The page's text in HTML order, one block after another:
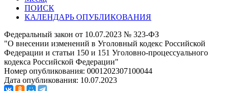
ПОИСК
КАЛЕНДАРЬ ОПУБЛИКОВАНИЯ
Федеральный закон от 10.07.2023 № 323-ФЗ
"О внесении изменений в Уголовный кодекс Российской
Федерации и статьи 150 и 151 Уголовно-процессуального
кодекса Российской Федерации"
Номер опубликования: 0001202307100044
Дата опубликования: 10.07.2023